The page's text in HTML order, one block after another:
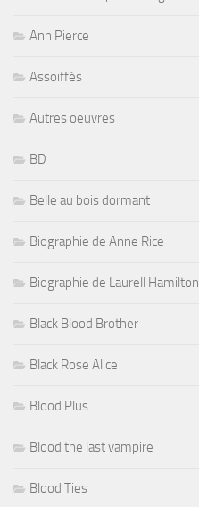
Ann Pierce
Assoiffés
Autres oeuvres
BD
Belle au bois dormant
Biographie de Anne Rice
Biographie de Laurell Hamilton
Black Blood Brother
Black Rose Alice
Blood Plus
Blood the last vampire
Blood Ties